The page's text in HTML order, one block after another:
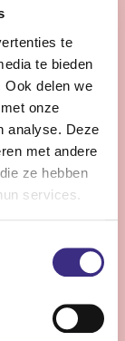
te
te bieden
Ook delen we
onze
analyse. Deze
met andere
ze hebben
services.
de zorg? Wij
komt
ernstig
complexe